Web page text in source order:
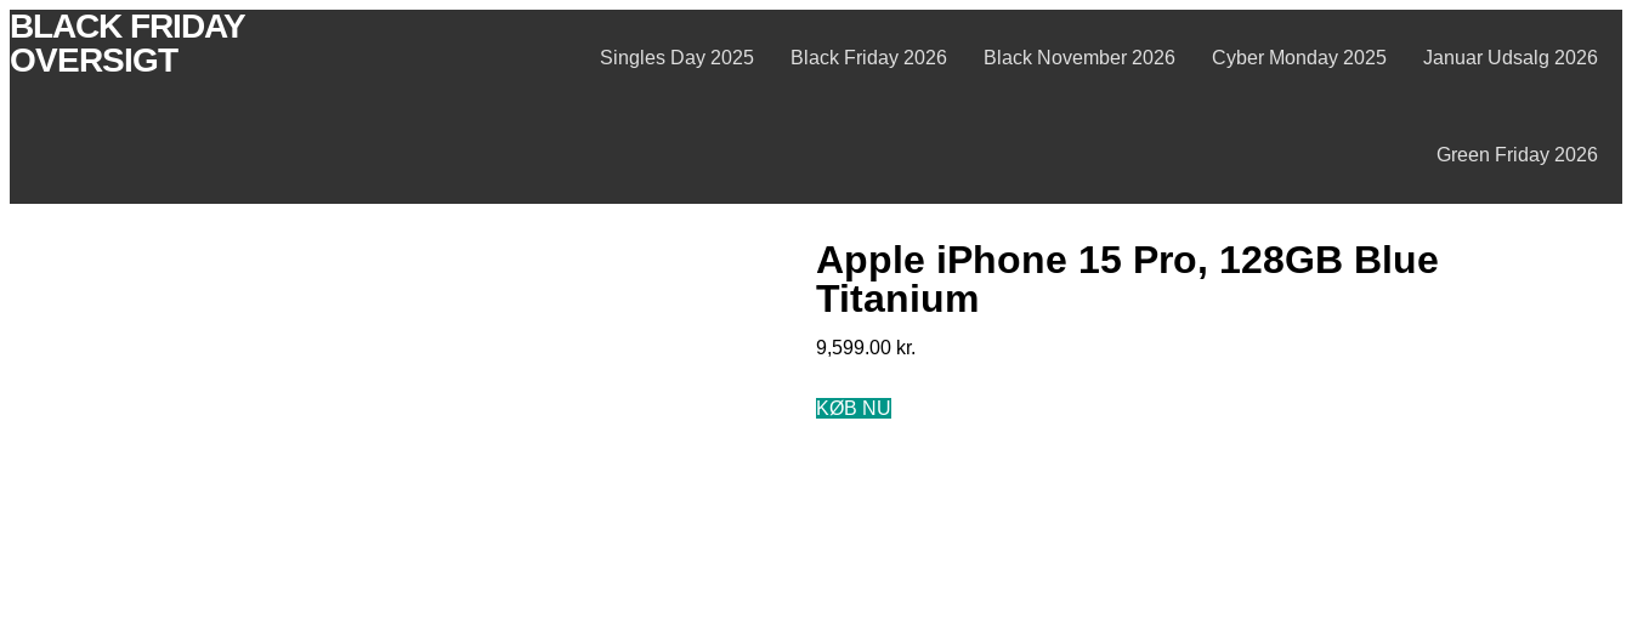
BLACK FRIDAY
OVERSIGT
Singles Day 2025 Black Friday 2026 Black November 2026 Cyber Monday 2025 Januar Udsalg 2026
Green Friday 2026
Apple iPhone 15 Pro, 128GB Blue
Titanium
9,599.00 kr.
KØB NU